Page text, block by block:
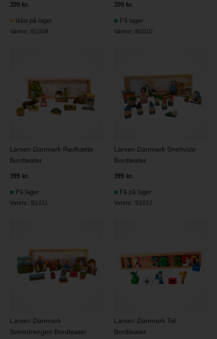
399 kr.
Ikke på lager
Varenr.: B1009
399 kr.
På lager
Varenr.: B1010
Larsen Danmark Rødhætte
Bordteater
399 kr.
På lager
Varenr.: B1011
Larsen Danmark Snehvide
Bordteater
399 kr.
Få på lager
Varenr.: B1012
Larsen Danmark
Svinedrengen Bordteater
Larsen Danmark Tal
Bordteater